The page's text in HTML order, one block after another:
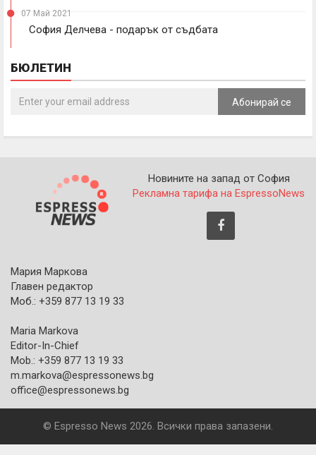
07 Май 2021
София Делчева - подарък от съдбата
БЮЛЕТИН
Абонирай се
Новините на запад от София
Рекламна тарифа на EspressoNews
Мария Маркова
Главен редактор
Моб.: +359 877 13 19 33
Maria Markova
Editor-In-Chief
Mob.: +359 877 13 19 33
m.markova@espressonews.bg
office@espressonews.bg
© Espresso News 2026. Всички права запазени.